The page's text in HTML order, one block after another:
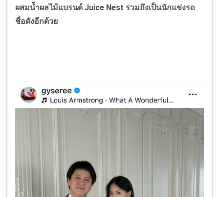
ผสมน้ำผลไม้แบรนด์ Juice Nest รวมถึงเป็นนักแข่งรถ
ชื่อดังอีกด้วย